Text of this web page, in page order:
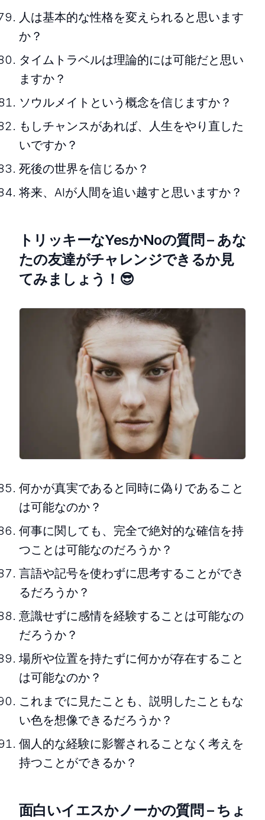
人は基本的な性格を変えられると思います
か？
タイムトラベルは理論的には可能だと思い
ますか？
ソウルメイトという概念を信じますか？
もしチャンスがあれば、人生をやり直した
いですか？
死後の世界を信じるか？
将来、AIが人間を追い越すと思いますか？
トリッキーなYesかNoの質問 – あな
たの友達がチャレンジできるか見
てみましょう！😎
何かが真実であると同時に偽りであること
は可能なのか？
何事に関しても、完全で絶対的な確信を持
つことは可能なのだろうか？
言語や記号を使わずに思考することができ
るだろうか？
意識せずに感情を経験することは可能なの
だろうか？
場所や位置を持たずに何かが存在すること
は可能なのか？
これまでに見たことも、説明したこともな
い色を想像できるだろうか？
個人的な経験に影響されることなく考えを
持つことができるか？
面白いイエスかノーかの質問 – ちょ